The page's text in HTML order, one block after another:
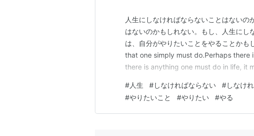
人生にしなければならないことはない
はないのかもしれない。もし、人生に
は、自分がやりたいことをやることか
that one simply must do.Perhaps
there is anything one must do in life, it
#人生 #しなければならない #しなけ
#やりたいこと #やりたい #やる